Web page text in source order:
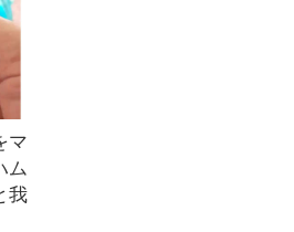
マ
ム
我